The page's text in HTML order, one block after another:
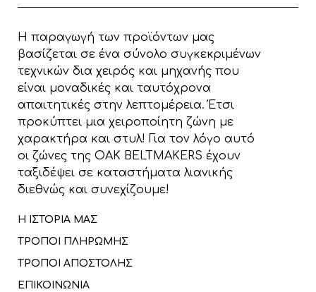
Η παραγωγή των προϊόντων μας
βασίζεται σε ένα σύνολο συγκεκριμένων
τεχνικών δια χειρός και μηχανής που
είναι μοναδικές και ταυτόχρονα
απαιτητικές στην λεπτομέρεια. Έτσι
προκύπτει μια χειροποίητη ζώνη με
χαρακτήρα και στυλ! Για τον λόγο αυτό
οι ζώνες της OAK BELTMAKERS έχουν
ταξιδέψει σε καταστήματα λιανικής
διεθνώς και συνεχίζουμε!
Η ΙΣΤΟΡΙΑ ΜΑΣ
ΤΡΟΠΟΙ ΠΛΗΡΩΜΗΣ
ΤΡΟΠΟΙ ΑΠΟΣΤΟΛΗΣ
ΕΠΙΚΟΙΝΩΝΙΑ